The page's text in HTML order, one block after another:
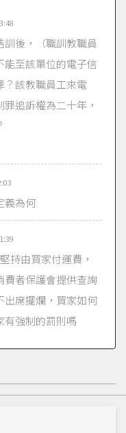
後，（職訓教職員
能至該單位的電子信
？該教職員工來電
追訴權為二十年，
義為何
持由買家付運費，
費者保護會提供查詢
出席擺爛，買家如何
有強制的罰則嗎